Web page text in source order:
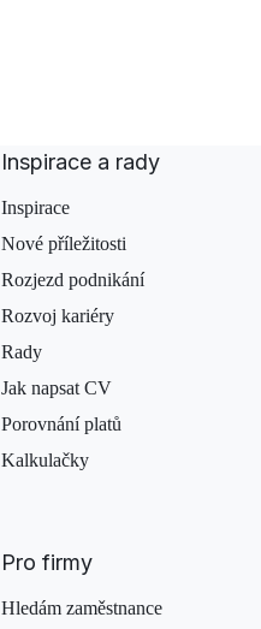
Inspirace a rady
Inspirace
Nové příležitosti
Rozjezd podnikání
Rozvoj kariéry
Rady
Jak napsat CV
Porovnání platů
Kalkulačky
Pro firmy
Hledám zaměstnance